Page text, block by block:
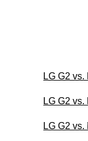
LG G2 vs.
LG G2 vs.
LG G2